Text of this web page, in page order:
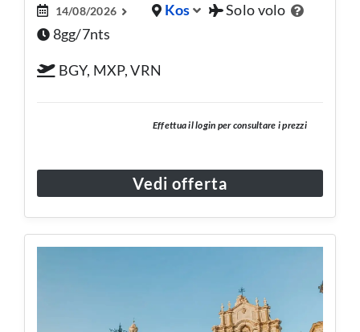
14/08/2026 Kos
Solo volo
8gg/7nts
BGY, MXP, VRN
Effettua il login per consultare i prezzi
Vedi offerta